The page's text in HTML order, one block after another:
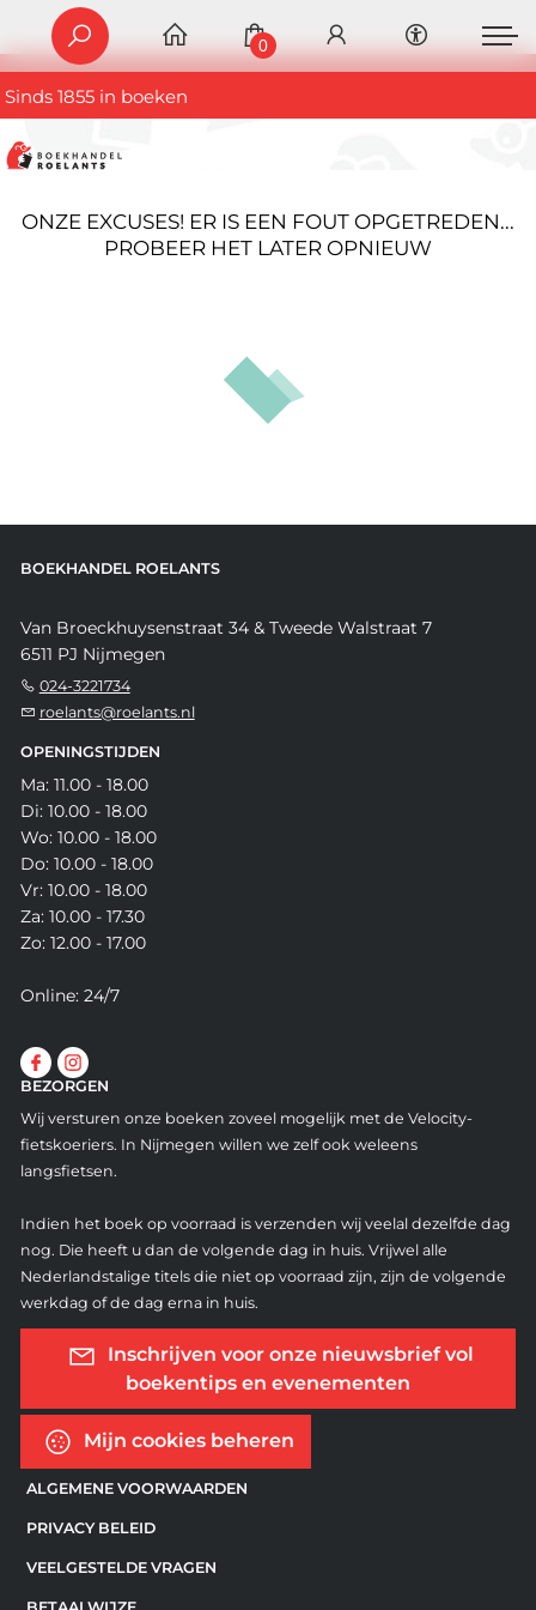
Sinds 1855 in boeken
0
ONZE EXCUSES! ER IS EEN FOUT OPGETREDEN...
PROBEER HET LATER OPNIEUW
BOEKHANDEL ROELANTS
Van Broeckhuysenstraat 34 & Tweede Walstraat 7
6511 PJ Nijmegen
024-3221734
roelants@roelants.nl
OPENINGSTIJDEN
Ma: 11.00 - 18.00
Di: 10.00 - 18.00
Wo: 10.00 - 18.00
Do: 10.00 - 18.00
Vr: 10.00 - 18.00
Za: 10.00 - 17.30
Zo: 12.00 - 17.00
Online: 24/7
BEZORGEN
Wij versturen onze boeken zoveel mogelijk met de Velocity-
fietskoeriers. In Nijmegen willen we zelf ook weleens
langsfietsen.
Indien het boek op voorraad is verzenden wij veelal dezelfde dag
nog. Die heeft u dan de volgende dag in huis. Vrijwel alle
Nederlandstalige titels die niet op voorraad zijn, zijn de volgende
werkdag of de dag erna in huis.
Inschrijven voor onze nieuwsbrief vol
boekentips en evenementen
Mijn cookies beheren
ALGEMENE VOORWAARDEN
PRIVACY BELEID
VEELGESTELDE VRAGEN